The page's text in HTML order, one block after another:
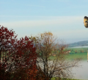
content
main
navigation
footer